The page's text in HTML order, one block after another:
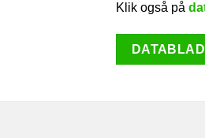
Klik også på
DATABLAD